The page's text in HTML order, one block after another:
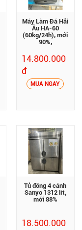
Máy Làm Đá Hải
Âu HA-60
(60kg/24h), mới
90%,
14.800.000
đ
MUA NGAY
Tủ đông 4 cánh
Sanyo 1312 lít,
mới 88%
18.500.000